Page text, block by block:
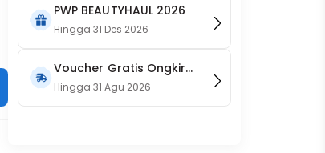
PWP BEAUTYHAUL 2026
Hingga31 Des 2026
Voucher Gratis Ongkir
15RB (Only on Website)
Hingga31 Agu 2026